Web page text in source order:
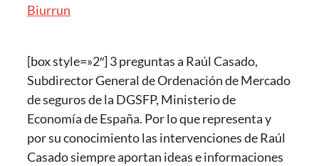
Biurrun
[box style=»2″] 3 preguntas a Raúl Casado,
Subdirector General de Ordenación de Mercado
de seguros de la DGSFP, Ministerio de
Economía de España. Por lo que representa y
por su conocimiento las intervenciones de Raúl
Casado siempre aportan ideas e informaciones